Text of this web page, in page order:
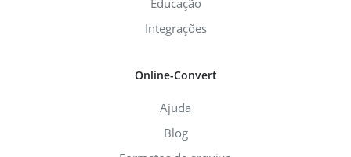
Educação
Integrações
Online-Convert
Ajuda
Blog